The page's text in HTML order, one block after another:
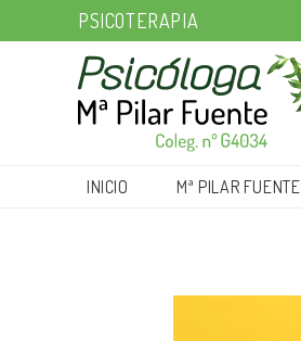
PSICOTERAPIA
INICIO Mª PILAR FUENTE